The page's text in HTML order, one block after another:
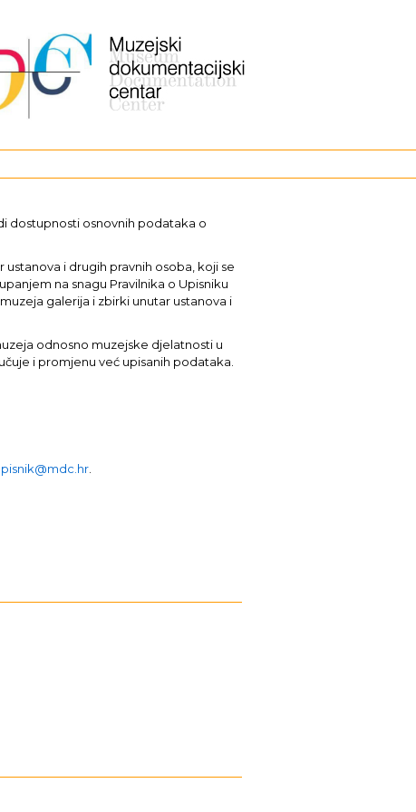
dostupnosti osnovnih podataka o
i drugih pravnih osoba, koji se
na snagu Pravilnika o Upisniku
galerija i zbirki unutar ustanova i
odnosno muzejske djelatnosti u
i promjenu već upisanih podataka.